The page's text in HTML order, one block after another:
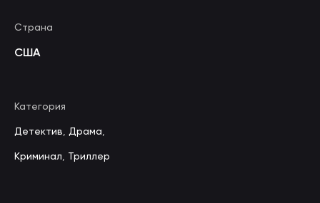
Страна
США
Категория
Детектив Драма
Криминал Триллер